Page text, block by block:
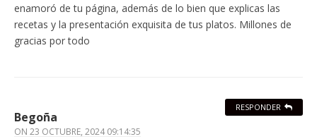
enamoró de tu página, además de lo bien que explicas las
recetas y la presentación exquisita de tus platos. Millones de
gracias por todo
Begoña
ON 23 OCTUBRE, 2024 09:14:35
RESPONDER